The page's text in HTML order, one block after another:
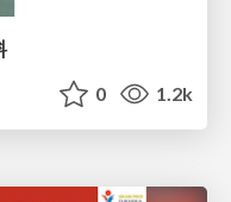
0 1.2k